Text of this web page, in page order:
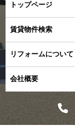
トップページ
賃貸物件検索
リフォームについて
会社概要